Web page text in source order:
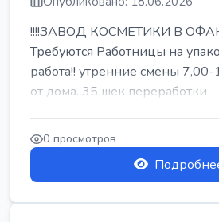
!!!!ЗАВОД КОСМЕТИКИ В
Требуются Работницы на
работа!! утренние смены
от дома. 35 шек переработки
0 просмотров